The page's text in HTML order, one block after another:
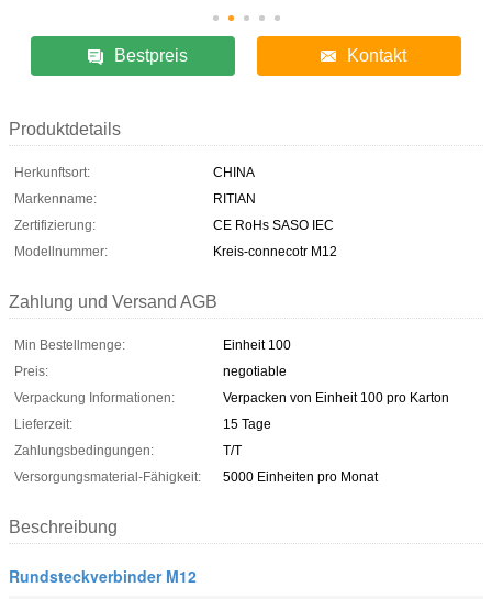
Bestpreis Kontakt
Produktdetails
Herkunftsort:
CHINA
Markenname:
RITIAN
Zertifizierung:
CE RoHs SASO IEC
Modellnummer:
Kreis-connecotr M12
Zahlung und Versand AGB
Min Bestellmenge:
Einheit 100
Preis:
negotiable
Verpackung Informationen:
Verpacken von Einheit 100 pro Karton
Lieferzeit:
15 Tage
Zahlungsbedingungen:
T/T
Versorgungsmaterial-Fähigkeit:
5000 Einheiten pro Monat
Beschreibung
Rundsteckverbinder M12